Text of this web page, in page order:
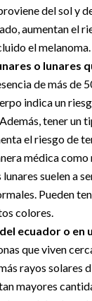
del sol y
aumentan el
el melanoma.
o lunares
de más de
indica un
tener un
el riesgo de
médica como
suelen a
Pueden
colores.
ecuador o en
que viven
rayos solares
mayores